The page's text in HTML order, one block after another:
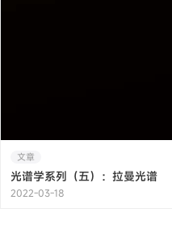
文章
光谱学系列（五）：拉曼光谱
2022-03-18